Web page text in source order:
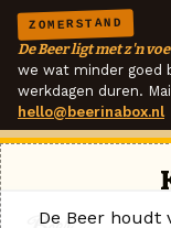
ZOMERSTAND
De Beer ligt met z'n
we wat minder goed
werkdagen duren.
hello@beerinabox.nl
De Beer houdt